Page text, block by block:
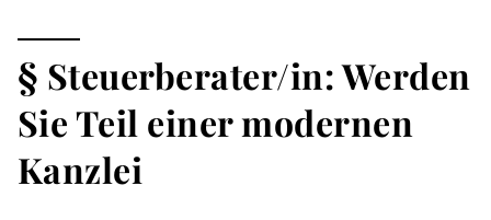
§ Steuerberater/in: Werden
Sie Teil einer modernen
Kanzlei